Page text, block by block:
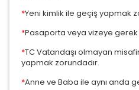
ÇEREZ KULLANIM
Çerez tercihlerinizi
Daha fazla bilgi içinKVKK
*Yeni kimlik ile geçiş yapmak
*Pasaporta veya vizeye gerek
*TC Vatandaşı olmayan
yapmak zorundadır.
*Anne ve Baba ile aynı anda